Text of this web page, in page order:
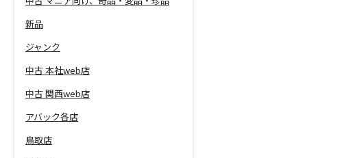
新品
ジャンク
中古 本社web店
中古 関西web店
アバック各店
鳥取店